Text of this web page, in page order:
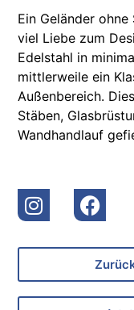
Ein Geländer
viel Liebe zum
Edelstahl in
mittlerweile ein
Außenbereich.
Stäben,
Wandhandlauf